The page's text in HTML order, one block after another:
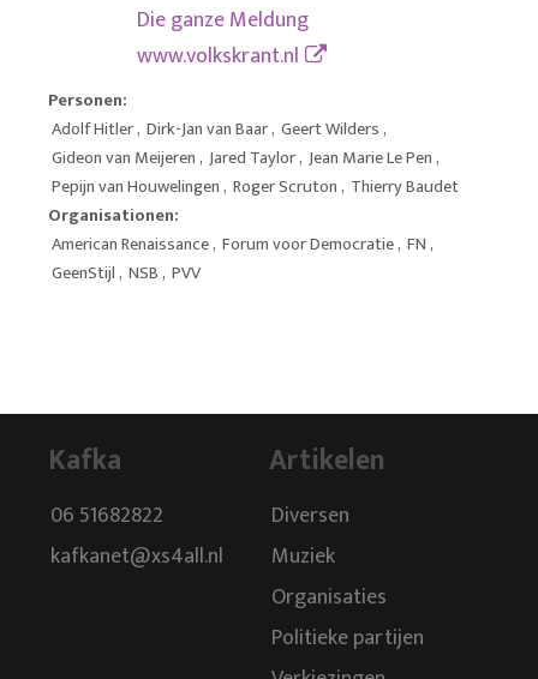
Die ganze Meldung
www.volkskrant.nl
Personen:
Adolf Hitler, Dirk-Jan van Baar, Geert Wilders,
Gideon van Meijeren, Jared Taylor, Jean Marie Le Pen,
Pepijn van Houwelingen, Roger Scruton, Thierry Baudet
Organisationen:
American Renaissance, Forum voor Democratie, FN,
GeenStijl, NSB, PVV
Kafka
06 51682822
kafkanet@xs4all.nl
Artikelen
Diversen
Muziek
Organisaties
Politieke partijen